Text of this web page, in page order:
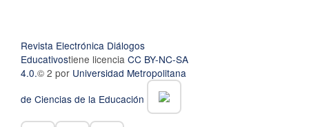
Revista Electrónica Diálogos
Educativostiene licencia CC BY-NC-SA
4.0.© 2 por Universidad Metropolitana
de Ciencias de la Educación